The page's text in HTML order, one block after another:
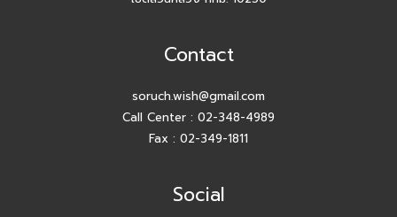
สัมมนา เตรียมพร้อมก่อนเริ่มสร้างบ้าน! ไขทุกข้อสงสัยเรื่อง ใบ
Contact
soruch.wish@gmail.com
Call Center : 02-348-4989
Fax : 02-349-1811
Social